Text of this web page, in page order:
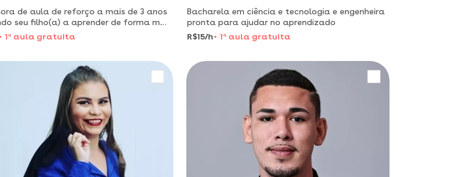
de aula de reforço a mais de 3 anos
seu filho(a) a aprender de forma mais
1 a aula gratuita
Bacharela em ciência e tecnologia e engenheira
pronta para ajudar no aprendizado
R$15/h
1 aaula gratuita